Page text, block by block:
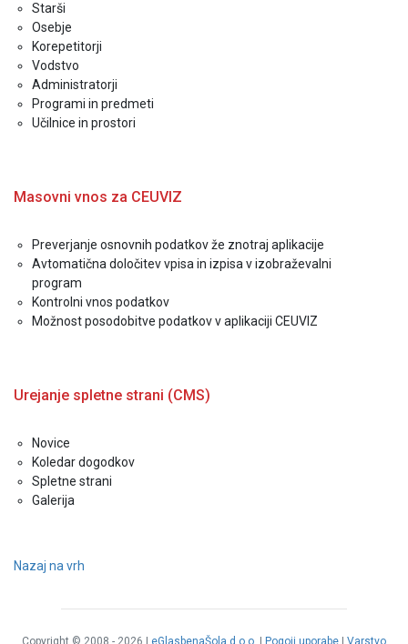
Starši
Osebje
Korepetitorji
Vodstvo
Administratorji
Programi in predmeti
Učilnice in prostori
Masovni vnos za CEUVIZ
Preverjanje osnovnih podatkov že znotraj aplikacije
Avtomatična določitev vpisa in izpisa v izobraževalni
program
Kontrolni vnos podatkov
Možnost posodobitve podatkov v aplikaciji CEUVIZ
Urejanje spletne strani (CMS)
Novice
Koledar dogodkov
Spletne strani
Galerija
Nazaj na vrh
Copyright © 2008 - 2026 | eGlasbenaŠola d.o.o. Pogoji uporabe Varstvo